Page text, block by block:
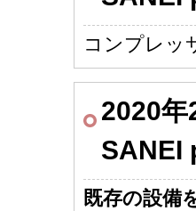
コンプレッ
2020年
SANEI
既存の設備